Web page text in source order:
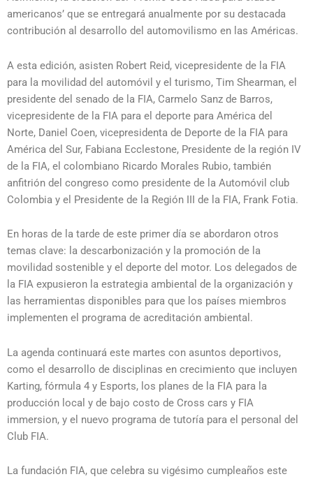
americanos’ que se entregará anualmente por su destacada
contribución al desarrollo del automovilismo en las Américas.
A esta edición, asisten Robert Reid, vicepresidente de la FIA
para la movilidad del automóvil y el turismo, Tim Shearman, el
presidente del senado de la FIA, Carmelo Sanz de Barros,
vicepresidente de la FIA para el deporte para América del
Norte, Daniel Coen, vicepresidenta de Deporte de la FIA para
América del Sur, Fabiana Ecclestone, Presidente de la región IV
de la FIA, el colombiano Ricardo Morales Rubio, también
anfitrión del congreso como presidente de la Automóvil club
Colombia y el Presidente de la Región III de la FIA, Frank Fotia.
En horas de la tarde de este primer día se abordaron otros
temas clave: la descarbonización y la promoción de la
movilidad sostenible y el deporte del motor. Los delegados de
la FIA expusieron la estrategia ambiental de la organización y
las herramientas disponibles para que los países miembros
implementen el programa de acreditación ambiental.
La agenda continuará este martes con asuntos deportivos,
como el desarrollo de disciplinas en crecimiento que incluyen
Karting, fórmula 4 y Esports, los planes de la FIA para la
producción local y de bajo costo de Cross cars y FIA
immersion, y el nuevo programa de tutoría para el personal del
Club FIA.
La fundación FIA, que celebra su vigésimo cumpleaños este